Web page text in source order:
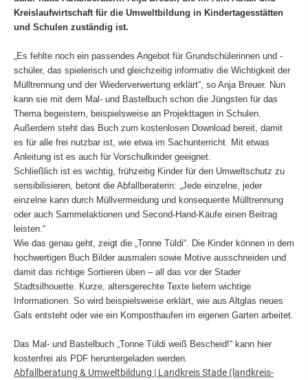
Kreislaufwirtschaft für die Umweltbildung in Kindertagesstätten
und Schulen zuständig ist.
„Es fehlte noch ein passendes Angebot für Grundschülerinnen und -
schüler, das spielerisch und gleichzeitig informativ die Wichtigkeit der
Mülltrennung und der Wiederverwertung erklärt“, so Anja Breuer. Nun
kann sie mit dem Mal- und Bastelbuch schon die Jüngsten für das
Thema begeistern, beispielsweise an Projekttagen in Schulen.
Außerdem steht das Buch zum kostenlosen Download bereit, damit
es für alle frei nutzbar ist, wie etwa im Sachunterricht. Mit etwas
Anleitung ist es auch für Vorschulkinder geeignet.
Schließlich ist es wichtig, frühzeitig Kinder für den Umweltschutz zu
sensibilisieren, betont die Abfallberaterin: „Jede einzelne, jeder
einzelne kann durch Müllvermeidung und konsequente Mülltrennung
oder auch Sammelaktionen und Second-Hand-Käufe einen Beitrag
leisten.“
Wie das genau geht, zeigt die „Tonne Tüldi“. Die Kinder können in dem
hochwertigen Buch Bilder ausmalen sowie Motive ausschneiden und
damit das richtige Sortieren üben – all das vor der Stader
Stadtsilhouette. Kurze, altersgerechte Texte liefern wichtige
Informationen. So wird beispielsweise erklärt, wie aus Altglas neues
Gals entsteht oder wie ein Komposthaufen im eigenen Garten arbeitet.
Das Mal- und Bastelbuch „Tonne Tüldi weiß Bescheid!“ kann hier
kostenfrei als PDF heruntergeladen werden.
Abfallberatung & Umweltbildung | Landkreis Stade (landkreis-